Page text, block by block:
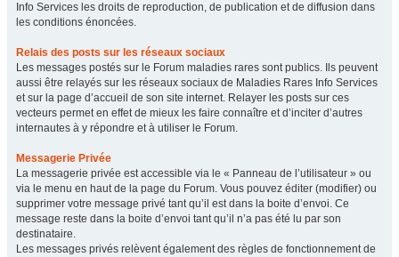
Info Services les droits de reproduction, de publication et de diffusion dans
les conditions énoncées.
Relais des posts sur les réseaux sociaux
Les messages postés sur le Forum maladies rares sont publics. Ils peuvent
aussi être relayés sur les réseaux sociaux de Maladies Rares Info Services
et sur la page d’accueil de son site internet. Relayer les posts sur ces
vecteurs permet en effet de mieux les faire connaître et d’inciter d’autres
internautes à y répondre et à utiliser le Forum.
Messagerie Privée
La messagerie privée est accessible via le « Panneau de l’utilisateur » ou
via le menu en haut de la page du Forum. Vous pouvez éditer (modifier) ou
supprimer votre message privé tant qu’il est dans la boite d’envoi. Ce
message reste dans la boite d’envoi tant qu’il n’a pas été lu par son
destinataire.
Les messages privés relèvent également des règles de fonctionnement de